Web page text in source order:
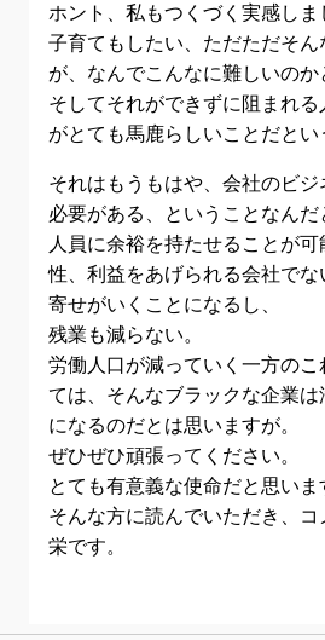
ホント、私もつくづく実感しま
子育てもしたい、ただただそん
が、なんでこんなに難しいのか
そしてそれができずに阻まれる
がとても馬鹿らしいことだとい
それはもうもはや、会社のビジ
必要がある、ということなんだ
人員に余裕を持たせることが
性、利益をあげられる会社で
寄せがいくことになるし、
残業も減らない。
労働人口が減っていく一方の
ては、そんなブラックな企業は
になるのだとは思いますが。
ぜひぜひ頑張ってください。
とても有意義な使命だと思いま
そんな方に読んでいただき、
栄です。